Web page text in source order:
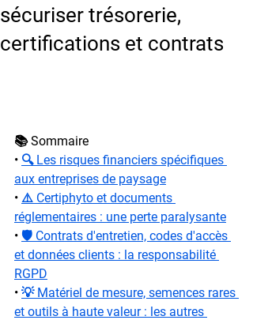
sécuriser trésorerie,
certifications et contrats
📚 Sommaire
• 🔍 Les risques financiers spécifiques
aux entreprises de paysage
• ⚠️ Certiphyto et documents
réglementaires : une perte paralysante
• 🛡️ Contrats d'entretien, codes d'accès
et données clients : la responsabilité
RGPD
• 💡 Matériel de mesure, semences rares
et outils à haute valeur : les autres